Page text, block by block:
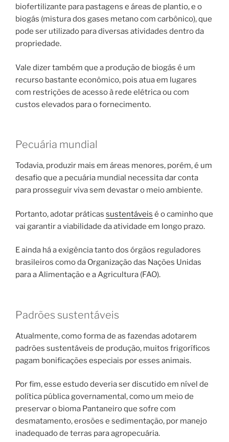
biofertilizante para pastagens e áreas de plantio, e o
biogás (mistura dos gases metano com carbônico), que
pode ser utilizado para diversas atividades dentro da
propriedade.
Vale dizer também que a produção de biogás é um
recurso bastante econômico, pois atua em lugares
com restrições de acesso à rede elétrica ou com
custos elevados para o fornecimento.
Pecuária mundial
Todavia, produzir mais em áreas menores, porém, é um
desafio que a pecuária mundial necessita dar conta
para prosseguir viva sem devastar o meio ambiente.
Portanto, adotar práticas sustentáveis é o caminho que
vai garantir a viabilidade da atividade em longo prazo.
E ainda há a exigência tanto dos órgãos reguladores
brasileiros como da Organização das Nações Unidas
para a Alimentação e a Agricultura (FAO).
Padrões sustentáveis
Atualmente, como forma de as fazendas adotarem
padrões sustentáveis de produção, muitos frigoríficos
pagam bonificações especiais por esses animais.
Por fim, esse estudo deveria ser discutido em nível de
política pública governamental, como um meio de
preservar o bioma Pantaneiro que sofre com
desmatamento, erosões e sedimentação, por manejo
inadequado de terras para agropecuária.